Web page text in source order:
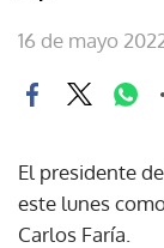
16 de mayo
El presidente
este lunes
Carlos Faría.